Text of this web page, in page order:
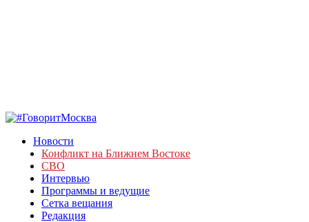
Новости
Конфликт на Ближнем Востоке
СВО
Интервью
Программы и ведущие
Сетка вещания
Редакция